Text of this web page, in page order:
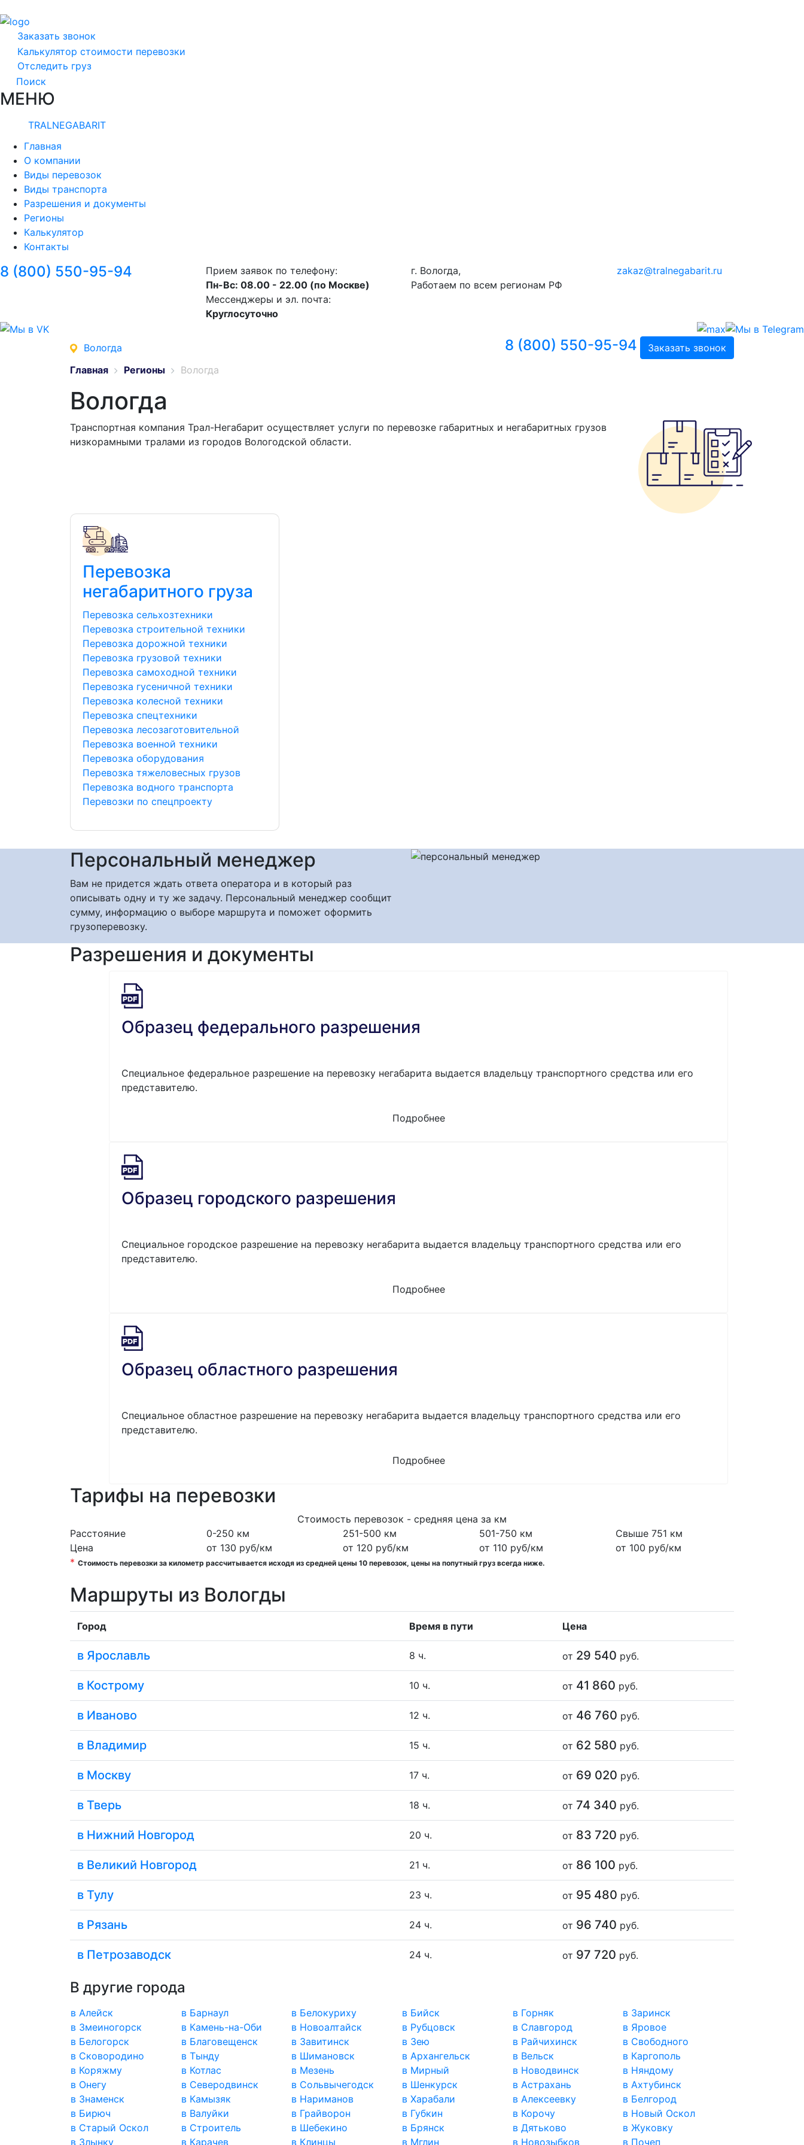
Заказать звонок
Калькулятор стоимости перевозки
Отследить груз
Поиск
МЕНЮ
TRALNEGABARIT
Главная
О компании
Виды перевозок
Виды транспорта
Разрешения и документы
Регионы
Калькулятор
Контакты
8 (800) 550-95-94
Прием заявок по телефону:
Пн-Вс: 08.00 - 22.00 (по Москве)
Мессенджеры и эл. почта:
Круглосуточно
г. Вологда,
Работаем по всем регионам РФ
zakaz@tralnegabarit.ru
Вологда 8 (800) 550-95-94
Заказать звонок
Главная
Регионы Вологда
Вологда
Транспортная компания Трал-Негабарит осуществляет услуги по перевозке габаритных и негабаритных грузов
низкорамными тралами из городов Вологодской области.
Перевозка
негабаритного груза
Перевозка сельхозтехники
Перевозка строительной техники
Перевозка дорожной техники
Перевозка грузовой техники
Перевозка самоходной техники
Перевозка гусеничной техники
Перевозка колесной техники
Перевозка спецтехники
Перевозка лесозаготовительной
Перевозка военной техники
Перевозка оборудования
Перевозка тяжеловесных грузов
Перевозка водного транспорта
Перевозки по спецпроекту
Персональный менеджер
Вам не придется ждать ответа оператора и в который раз
описывать одну и ту же задачу. Персональный менеджер сообщит
сумму, информацию о выборе маршрута и поможет оформить
грузоперевозку.
Разрешения и документы
Образец федерального разрешения
Специальное федеральное разрешение на перевозку негабарита выдается владельцу транспортного средства или его
представителю.
Подробнее
Образец городского разрешения
Специальное городское разрешение на перевозку негабарита выдается владельцу транспортного средства или его
представителю.
Подробнее
Образец областного разрешения
Специальное областное разрешение на перевозку негабарита выдается владельцу транспортного средства или его
представителю.
Подробнее
Тарифы на перевозки
Стоимость перевозок - средняя цена за км
Расстояние
Цена
0-250 км
от 130 руб/км
251-500 км
от 120 руб/км
501-750 км
от 110 руб/км
Свыше 751 км
от 100 руб/км
* Стоимость перевозки за километр рассчитывается иcходя из средней цены 10 перевозок, цены на попутный груз всегда ниже.
Маршруты из Вологды
Город Время в пути Цена
в Ярославль 8 ч. от 29 540 руб.
в Кострому 10 ч. от 41 860 руб.
в Иваново 12 ч. от 46 760 руб.
в Владимир 15 ч. от 62 580 руб.
в Москву 17 ч. от 69 020 руб.
в Тверь 18 ч. от 74 340 руб.
в Нижний Новгород 20 ч. от 83 720 руб.
в Великий Новгород 21 ч. от 86 100 руб.
в Тулу 23 ч. от 95 480 руб.
в Рязань 24 ч. от 96 740 руб.
в Петрозаводск 24 ч. от 97 720 руб.
В другие города
в Алейск в Барнаул в Белокуриху в Бийск в Горняк
в Заринск
в Змеиногорск
в Камень-на-Оби в Новоалтайск в Рубцовск в Славгород
в Яровое
в Белогорск
в Благовещенск в Завитинск в Зею в Райчихинск
в Свободного
в Сковородино
в Тынду в Шимановск в Архангельск в Вельск
в Каргополь
в Коряжму
в Котлас в Мезень в Мирный в Новодвинск
в Няндому
в Онегу
в Северодвинск в Сольвычегодск в Шенкурск в Астрахань
в Ахтубинск
в Знаменск
в Камызяк в Нариманов в Харабали в Алексеевку
в Белгород
в Бирюч
в Валуйки в Грайворон в Губкин в Корочу
в Новый Оскол
в Старый Оскол
в Строитель в Шебекино в Брянск в Дятьково
в Жуковку
в Злынку
в Карачев в Клинцы в Мглин в Новозыбков в Почеп